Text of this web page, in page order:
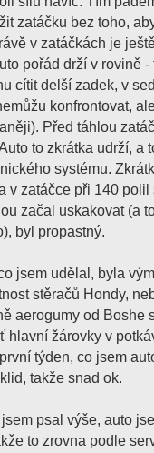
zatáčku bez toho,
v zatáčkách je
pořád drží v rovině
cítit delší zadek, v
konfrontovat,
Před táhlou
to zkrátka udrží, a
systému.
v zatáčce při 140
začal uskakovat (a
byl propastný.
jsem udělal, byla
stěračů Hondy,
aerogumy od Boshe
hlavní žárovky v
týden, co jsem
takže snad ok.
psal výše, auto
to zrovna podle